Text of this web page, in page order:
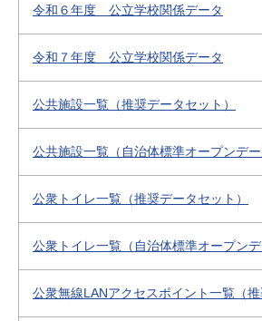
令和６年度 公立学校関係データ
令和７年度 公立学校関係データ
公共施設一覧（推奨データセット）
公共施設一覧（自治体標準オープンデー
公衆トイレ一覧（推奨データセット）
公衆トイレ一覧（自治体標準オープンデ
公衆無線LANアクセスポイント一覧（推